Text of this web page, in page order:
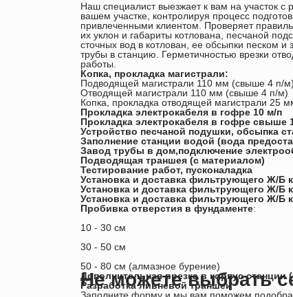
Наш специалист выезжает к вам на участок
вашем участке, контролируя процесс
привлеченными клиентом. Проверяет
их уклон и габариты котлована, песчаной
сточных вод в котлован, ее обсыпки песком
трубы в станцию. Герметичностью врезки
работы.
Копка, прокладка магистрали:
Подводящей магистрали 110 мм (свыше 4 п/м)
Отводящей магистрали 110 мм (свыше 4 п/м)
Копка, прокладка отводящей магистрали 25
Прокладка электрокабеля в гофре 10 м/п
Прокладка электрокабеля в гофре свыше
Устройство песчаной подушки, обсыпка
Заполнение станции водой (вода
Завод трубы в дом,подключение
Подводящая траншея (с материалом)
Тестирование работ, пусконаладка
Установка и доставка фильтрующего Ж/Б
Установка и доставка фильтрующего Ж/Б
Установка и доставка фильтрующего Ж/Б
Пробивка отверстия в фундаменте:
10 - 30 см
30 - 50 см
50 - 80 см (алмазное бурение)
Дополнительная врезка в корпус станции
Разработка ливневой траншеи
Не можете выбрать